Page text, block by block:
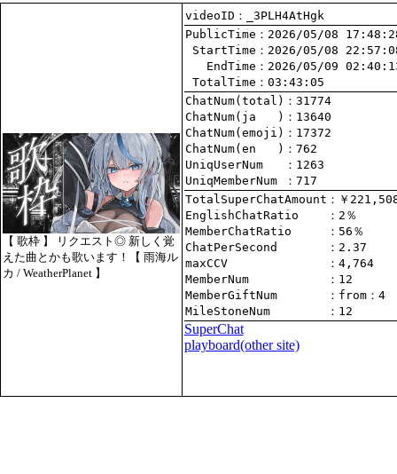
【 歌枠 】 リクエスト◎ 新しく覚
えた曲とかも歌います！【 雨海ル
カ / WeatherPlanet 】
videoID：_3PLH4AtHgk
PublicTime
StartTime
   EndTime
TotalTime ：03:43:05
ChatNum(total)
ChatNum(ja   )
ChatNum(emoji)
ChatNum(en   )
UniqUserNum
：1263
UniqMemberNum
：717
TotalSuperChatAmount
EnglishChatRatio
MemberChatRatio
ChatPerSecond
maxCCV
：4,764
MemberNum
：12
MemberGiftNum
： from ：4
MileStoneNum
：12
SuperChat
playboard(other site)